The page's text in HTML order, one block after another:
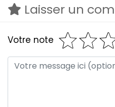
Laisser un
Votre note